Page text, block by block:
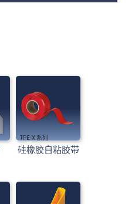
TPE-X
硅橡胶自粘胶带